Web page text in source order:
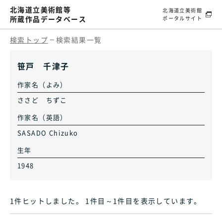
北海道立美術館等
所蔵作品データベース
北海道立美術館
ポータルサイト
検索トップ 検索結果一覧
笹戸 千津子
作家名（よみ）
ささど ちずこ
作家名（英語）
SASADO Chizuko
生年
1948
1件ヒット しました。 1件目～1件目 を表示しています。